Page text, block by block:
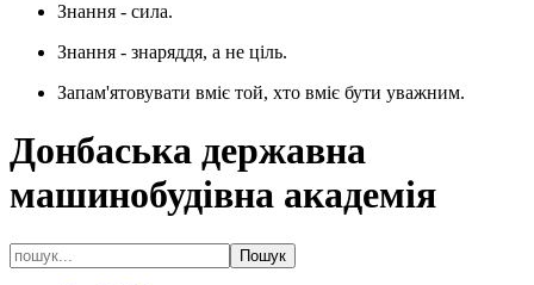
Знання - сила.
Знання - знаряддя, а не ціль.
Запам'ятовувати вміє той, хто вміє бути уважним.
Донбаська державна
машинобудівна академія